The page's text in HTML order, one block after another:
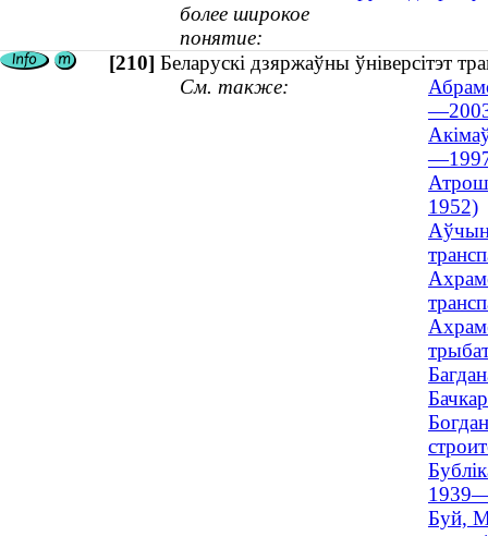
более широкое
понятие:
[210] Беларускі дзяржаўны ўніверсітэт
См. также:
1952)
Буй,